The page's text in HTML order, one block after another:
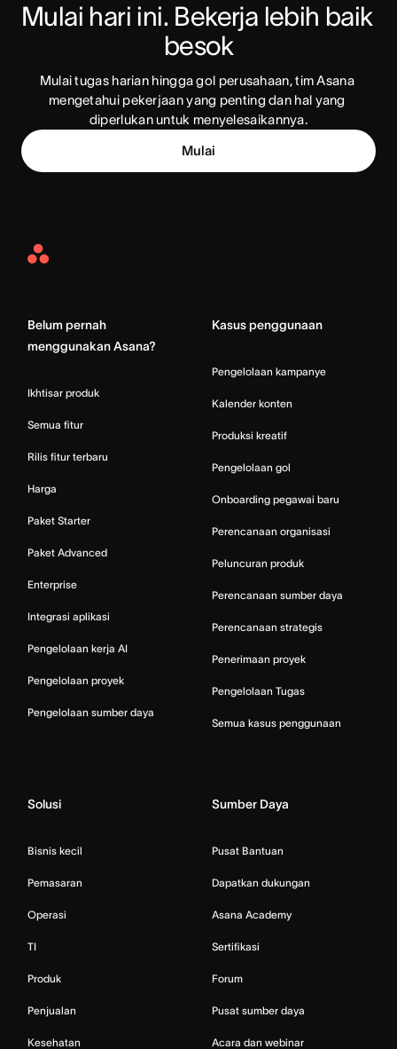
Mulai hari ini. Bekerja lebih baik
besok
Mulai tugas harian hingga gol perusahaan, tim Asana
mengetahui pekerjaan yang penting dan hal yang
diperlukan untuk menyelesaikannya.
Mulai
Asana
Belum pernah
menggunakan Asana?
Ikhtisar produk
Semua fitur
Rilis fitur terbaru
Harga
Paket Starter
Paket Advanced
Enterprise
Integrasi aplikasi
Pengelolaan kerja AI
Pengelolaan proyek
Pengelolaan sumber daya
Kasus penggunaan
Pengelolaan kampanye
Kalender konten
Produksi kreatif
Pengelolaan gol
Onboarding pegawai baru
Perencanaan organisasi
Peluncuran produk
Perencanaan sumber daya
Perencanaan strategis
Penerimaan proyek
Pengelolaan Tugas
Semua kasus penggunaan
Solusi
Bisnis kecil
Pemasaran
Operasi
TI
Produk
Penjualan
Kesehatan
Sumber Daya
Pusat Bantuan
Dapatkan dukungan
Asana Academy
Sertifikasi
Forum
Pusat sumber daya
Acara dan webinar